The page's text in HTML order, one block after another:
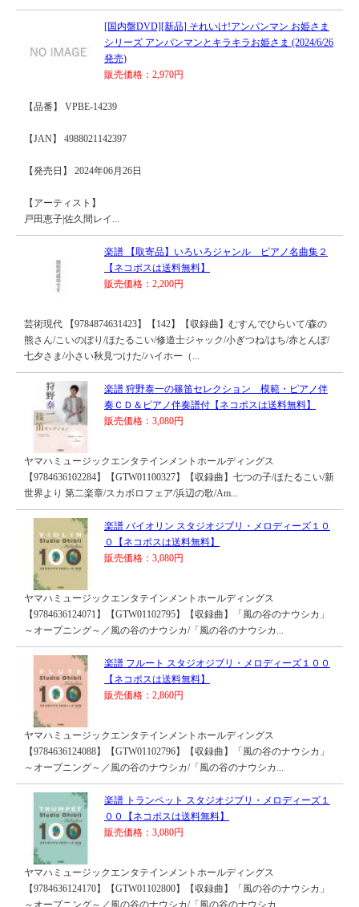
[国内盤DVD][新品] それいけ!アンパンマン お姫さま
シリーズ アンパンマンとキラキラお姫さま (2024/6/26
発売)
販売価格：2,970円
【品番】 VPBE-14239
【JAN】 4988021142397
【発売日】 2024年06月26日
【アーティスト】
戸田恵子|佐久間レイ...
楽譜 【取寄品】いろいろジャンル ピアノ名曲集２
【ネコポスは送料無料】
販売価格：2,200円
芸術現代 【9784874631423】【142】【収録曲】むすんでひらいて/森の
熊さん/こいのぼり/ほたるこい/修道士ジャック/小ぎつね/はち/赤とんぼ/
七夕さま/小さい秋見つけた/ハイホー（...
楽譜 狩野泰一の篠笛セレクション 模範・ピアノ伴
奏ＣＤ＆ピアノ伴奏譜付【ネコポスは送料無料】
販売価格：3,080円
ヤマハミュージックエンタテインメントホールディングス
【9784636102284】【GTW01100327】【収録曲】七つの子/ほたるこい/新
世界より 第二楽章/スカボロフェア/浜辺の歌/Am...
楽譜 バイオリン スタジオジブリ・メロディーズ１０
０【ネコポスは送料無料】
販売価格：3,080円
ヤマハミュージックエンタテインメントホールディングス
【9784636124071】【GTW01102795】【収録曲】「風の谷のナウシカ」
～オープニング～／風の谷のナウシカ/「風の谷のナウシカ...
楽譜 フルート スタジオジブリ・メロディーズ１００
【ネコポスは送料無料】
販売価格：2,860円
ヤマハミュージックエンタテインメントホールディングス
【9784636124088】【GTW01102796】【収録曲】「風の谷のナウシカ」
～オープニング～／風の谷のナウシカ/「風の谷のナウシカ...
楽譜 トランペット スタジオジブリ・メロディーズ１
００【ネコポスは送料無料】
販売価格：3,080円
ヤマハミュージックエンタテインメントホールディングス
【9784636124170】【GTW01102800】【収録曲】「風の谷のナウシカ」
～オープニング～／風の谷のナウシカ/「風の谷のナウシカ...